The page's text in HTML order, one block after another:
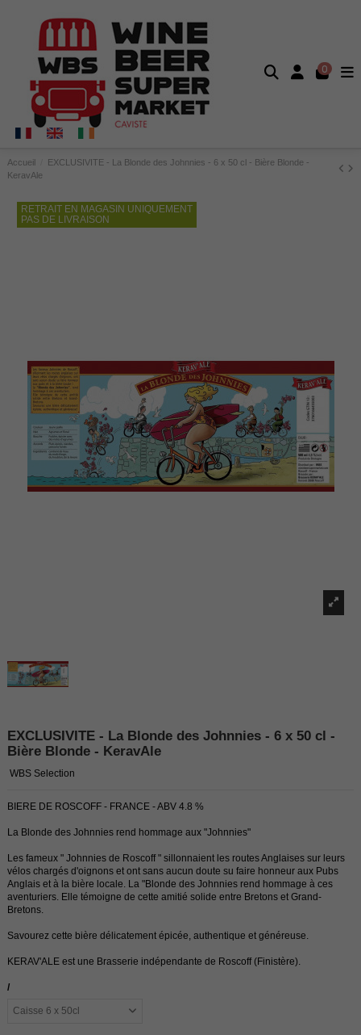
0
Accueil
EXCLUSIVITE - La Blonde des Johnnies - 6 x 50 cl - Bière Blonde -
KeravAle
RETRAIT EN MAGASIN UNIQUEMENT
PAS DE LIVRAISON
EXCLUSIVITE - La Blonde des Johnnies - 6 x 50 cl -
Bière Blonde - KeravAle
WBS Selection
BIERE DE ROSCOFF - FRANCE - ABV 4.8 %
La Blonde des Johnnies rend hommage aux "Johnnies"
Les fameux " Johnnies de Roscoff " sillonnaient les routes Anglaises sur leurs
vélos chargés d'oignons et ont sans aucun doute su faire honneur aux Pubs
Anglais et à la bière locale. La "Blonde des Johnnies rend hommage à ces
aventuriers. Elle témoigne de cette amitié solide entre Bretons et Grand-
Bretons.
Savourez cette bière délicatement épicée, authentique et généreuse.
KERAV'ALE est une Brasserie indépendante de Roscoff (Finistère).
/